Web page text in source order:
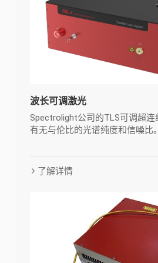
波长可调激光
Spectrolight公司的TLS可调超连
有无与伦比的光谱纯度和信噪比。
了解详情